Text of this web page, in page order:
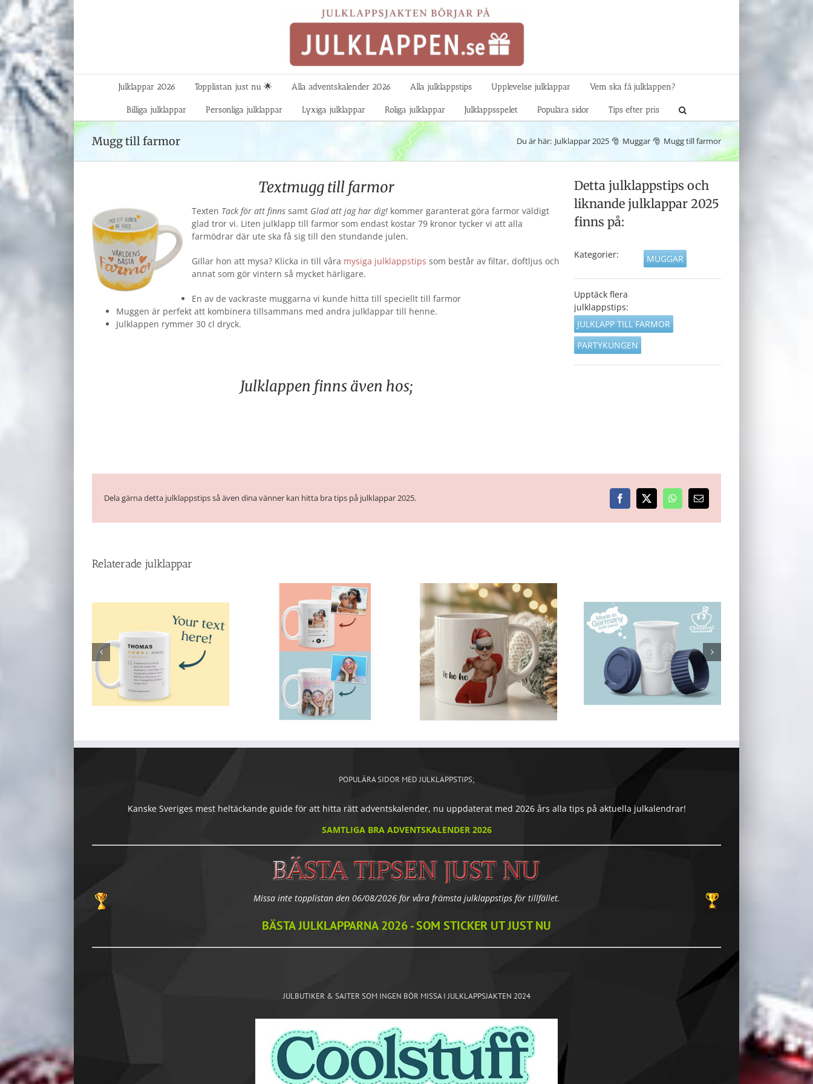
Fortsätt
till
innehållet
Julklappar 2026 Topplistan just nu 🌟 Alla adventskalender 2026 Alla julklappstips Upplevelse julklappar Vem ska få julklappen?
Billiga julklappar Personliga julklappar Lyxiga julklappar Roliga julklappar Julklappsspelet Populära sidor Tips efter pris
Mugg till farmor Du är här: Julklappar 2025 Muggar Mugg till farmor
Textmugg till farmor
Texten Tack för att finns samt Glad att jag har dig! kommer garanterat göra farmor väldigt
glad tror vi. Liten julklapp till farmor som endast kostar 79 kronor tycker vi att alla
farmödrar där ute ska få sig till den stundande julen.
Gillar hon att mysa? Klicka in till våra mysiga julklappstips som består av filtar, doftljus och
annat som gör vintern så mycket härligare.
En av de vackraste muggarna vi kunde hitta till speciellt till farmor
Muggen är perfekt att kombinera tillsammans med andra julklappar till henne.
Julklappen rymmer 30 cl dryck.
Julklappen finns även hos;
Detta julklappstips och
liknande julklappar 2025
finns på:
Kategorier: MUGGAR
Upptäck flera
julklappstips:
JULKLAPP TILL FARMOR
PARTYKUNGEN
Dela gärna detta julklappstips så även dina vänner kan hitta bra tips på julklappar 2025. Facebook
X WhatsApp
E-
post
Relaterade julklappar
POPULÄRA SIDOR MED JULKLAPPSTIPS;
Kanske Sveriges mest heltäckande guide för att hitta rätt adventskalender, nu uppdaterat med 2026 års alla tips på aktuella julkalendrar!
SAMTLIGA BRA ADVENTSKALENDER 2026
Missa inte topplistan den 06/08/2026 för våra främsta julklappstips för tillfället.
BÄSTA JULKLAPPARNA 2026 - SOM STICKER UT JUST NU
JULBUTIKER & SAJTER SOM INGEN BÖR MISSA I JULKLAPPSJAKTEN 2024